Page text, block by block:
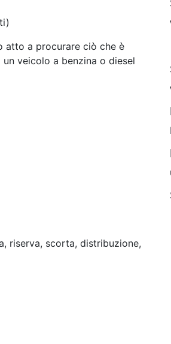
atto a procurare ciò che è
veicolo a benzina o diesel
riserva, scorta, distribuzione,